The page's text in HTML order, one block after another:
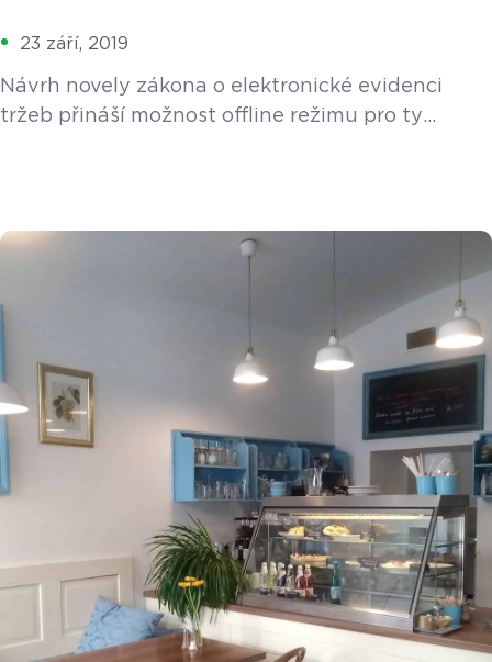
23 září, 2019
Návrh novely zákona o elektronické evidenci
tržeb přináší možnost offline režimu pro ty
offline režim EET je a bude se týkat také vás?
Zvláštní režim EET se od klasického vedení tržeb